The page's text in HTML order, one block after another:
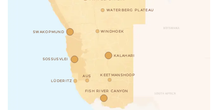
AUS KEETMANSHOOP
WINDHOEK
LÜDERITZ
WATERBERG PLATEAU
SOSSUSVLEI
SWAKOPMUND
FISH RIVER CANYON
KALAHARI